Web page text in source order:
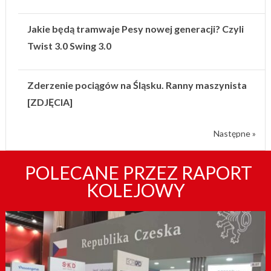
Jakie będą tramwaje Pesy nowej generacji? Czyli
Twist 3.0 Swing 3.0
Zderzenie pociągów na Śląsku. Ranny maszynista
[ZDJĘCIA]
Następne »
POLECANE PRZEZ RAPORT
KOLEJOWY